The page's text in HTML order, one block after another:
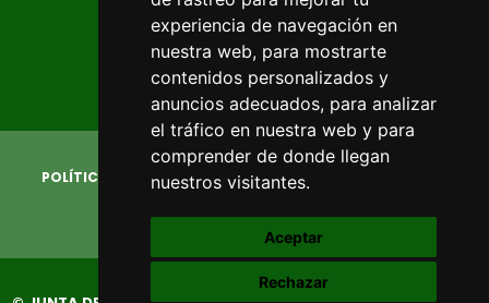
experiencia de navegación en
nuestra web, para mostrarte
contenidos personalizados y
anuncios adecuados, para analizar
el tráfico en nuestra web y para
comprender de donde llegan
nuestros visitantes.
Aceptar
Rechazar
POLÍTICA DE PRIVACIDAD
AVISO LEGAL
POLÍTICA DE COOKIES
CAMBIAR PREFERENCIAS COOKIES